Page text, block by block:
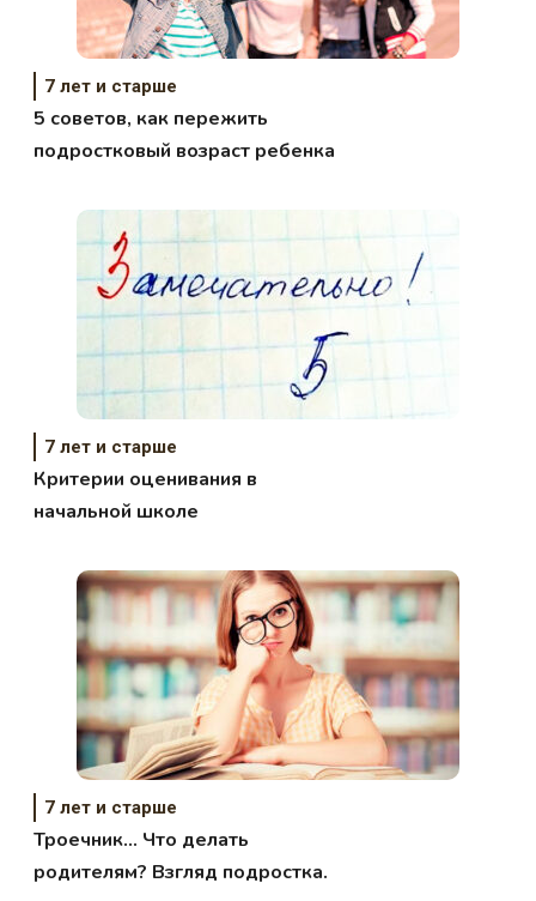
7 лет и старше
5 советов, как пережить
подростковый возраст ребенка
7 лет и старше
Критерии оценивания в
начальной школе
7 лет и старше
Троечник… Что делать
родителям? Взгляд подростка.